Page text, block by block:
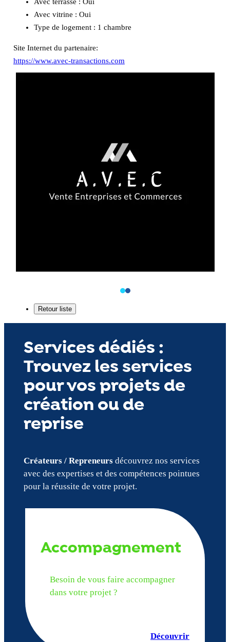
Avec vitrine : Oui
Type de logement : 1 chambre
Site Internet du partenaire:
https://www.avec-transactions.com
Services dédiés :
Trouvez les services
pour vos projets de
création ou de
reprise
Créateurs / Repreneursdécouvrez nos services
avec des expertises et des compétences pointues
pour la réussite de votre projet.
Accompagnement
Besoin de vous faire accompagner
dans votre projet ?
Découvrir